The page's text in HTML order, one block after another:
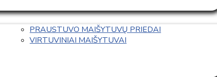
PRAUSTUVO MAIŠYTUVŲ PRIEDAI
VIRTUVINIAI MAIŠYTUVAI